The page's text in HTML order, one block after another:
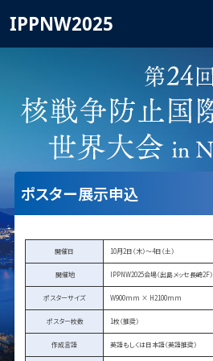
IPPNW2025
ポスター展示申込
開催日 10月2日（木）～4日（土）
開催地 IPPNW2025会場（出島メッセ長崎2F）
ポスターサイズ W900mm × H2100mm
ポスター枚数 1枚（推奨）
作成言語 英語もしくは日本語（英語推奨）